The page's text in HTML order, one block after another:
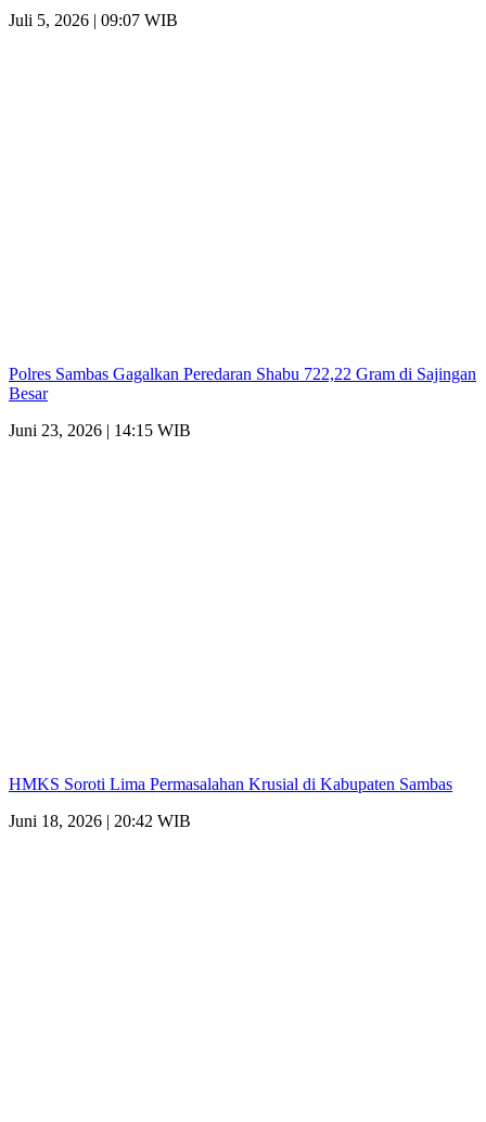
Juli 5, 2026 | 09:07 WIB
Polres Sambas Gagalkan Peredaran Shabu 722,22 Gram di Sajingan
Besar
Juni 23, 2026 | 14:15 WIB
HMKS Soroti Lima Permasalahan Krusial di Kabupaten Sambas
Juni 18, 2026 | 20:42 WIB